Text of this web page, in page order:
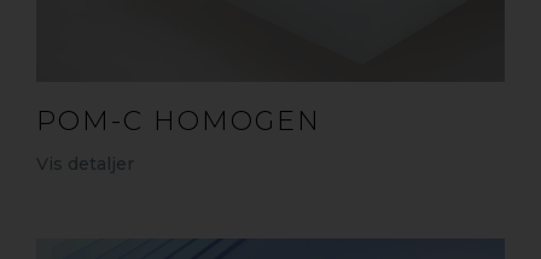
POM-C HOMOGEN
Vis detaljer